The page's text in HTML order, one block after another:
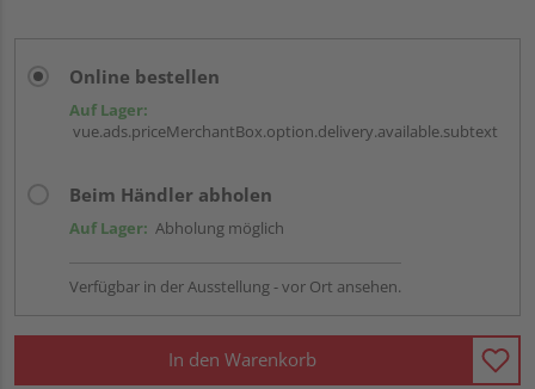
Online bestellen
Auf Lager:
vue.ads.priceMerchantBox.option.delivery.available.subtext
Beim Händler abholen
Auf Lager: Abholung möglich
Verfügbar in der Ausstellung - vor Ort ansehen.
In den Warenkorb